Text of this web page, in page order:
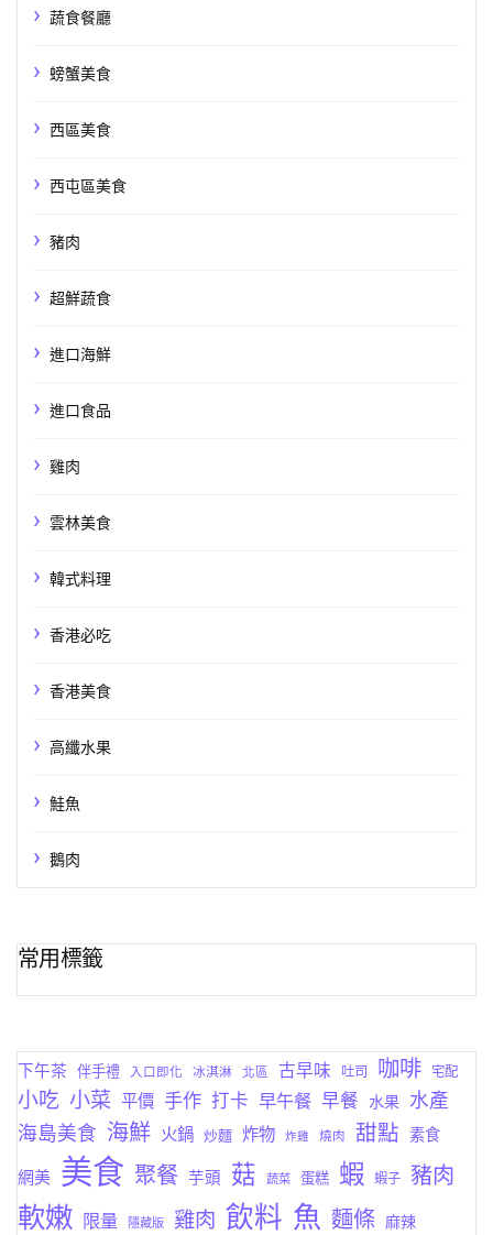
蔬食餐廳
螃蟹美食
西區美食
西屯區美食
豬肉
超鮮蔬食
進口海鮮
進口食品
雞肉
雲林美食
韓式料理
香港必吃
香港美食
高纖水果
鮭魚
鵝肉
常用標籤
下午茶 伴手禮 入口即化 冰淇淋 北區 古早味 吐司 咖啡 宅配
小吃 小菜 平價 手作 打卡 早午餐 早餐 水果
水產
海島美食 海鮮 火鍋 炒麵 炸物 炸雞 燒肉 甜點 素食
網美 美食 聚餐 芋頭 菇 蔬菜 蛋糕 蝦 蝦子 豬肉
軟嫩 限量 隱藏版 雞肉 飲料 魚 麵條 麻辣